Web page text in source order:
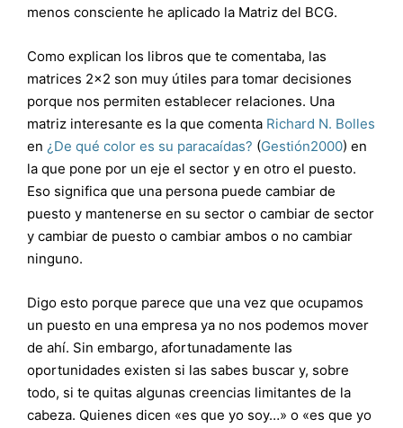
menos consciente he aplicado la Matriz del BCG.
Como explican los libros que te comentaba, las
matrices 2×2 son muy útiles para tomar decisiones
porque nos permiten establecer relaciones. Una
matriz interesante es la que comenta Richard N. Bolles
en ¿De qué color es su paracaídas? (Gestión2000) en
la que pone por un eje el sector y en otro el puesto.
Eso significa que una persona puede cambiar de
puesto y mantenerse en su sector o cambiar de sector
y cambiar de puesto o cambiar ambos o no cambiar
ninguno.
Digo esto porque parece que una vez que ocupamos
un puesto en una empresa ya no nos podemos mover
de ahí. Sin embargo, afortunadamente las
oportunidades existen si las sabes buscar y, sobre
todo, si te quitas algunas creencias limitantes de la
cabeza. Quienes dicen «es que yo soy…» o «es que yo